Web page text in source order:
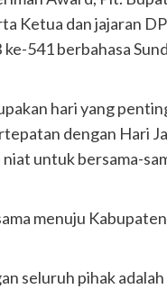
Ketua dan jajaran
541 berbahasa
hari yang
dengan Hari
untuk bersama-
menuju
seluruh pihak